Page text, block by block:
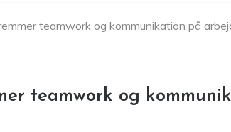
teamwork og kommunikation på
teamwork og